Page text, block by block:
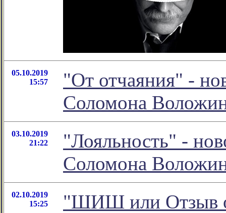
05.10.2019
15:57
"От отчаяния" -
Соломона
03.10.2019
21:22
"Лояльность" -
Соломона
02.10.2019
15:25
"ШИШ или Отзыв о